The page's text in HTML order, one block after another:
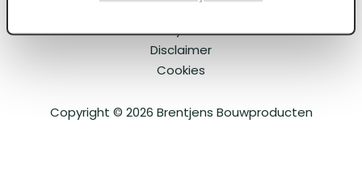
Privacy beleid
Disclaimer
Cookies
Copyright © 2026 Brentjens Bouwproducten